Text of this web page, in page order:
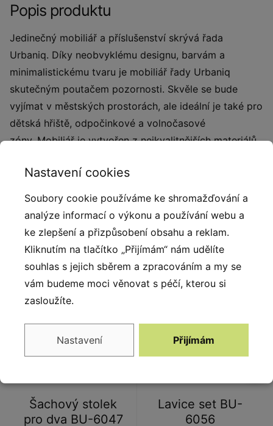
Popis produktu
Jedinečný mobiliář a příslušenství skrývá řada
Urbaniq. Díky neobvyklému designu, barvám a
minimalistickému tvaru je mobiliář řady Urbaniq
skutečným poutačem pozornosti. Skvěle se bude
vyjímat v městských prostorách, ale ideální je také pro
dětská hřiště, odpočinkové a volnočasové
zóny. Mobiliář je vytvořen z nejkvalitnějších materiálů
intenzivnímu používání i škodlivým vnějším vlivům.
Alternativy
Šachový stolek
pro dva BU-6047
Lavice set BU-
6056
Nastavení cookies
Soubory cookie používáme ke shromažďování a
analýze informací o výkonu a používání webu a
ke zlepšení a přizpůsobení obsahu a reklam.
Kliknutím na tlačítko „Přijímám“ nám udělíte
souhlas s jejich sběrem a zpracováním a my se
vám budeme moci věnovat s péčí, kterou si
zasloužíte.
Nastavení Přijímám